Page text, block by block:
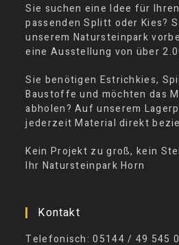
Sie suchen eine Idee für
passenden Splitt oder Kies?
unserem Natursteinpark
eine Ausstellung von über
Sie benötigen Estrichkies,
Baustoffe und möchten das
abholen? Auf unserem
jederzeit Material direkt
Kein Projekt zu groß, kein
Ihr Natursteinpark Horn
Kontakt
Telefonisch: 05144 / 49 545 0